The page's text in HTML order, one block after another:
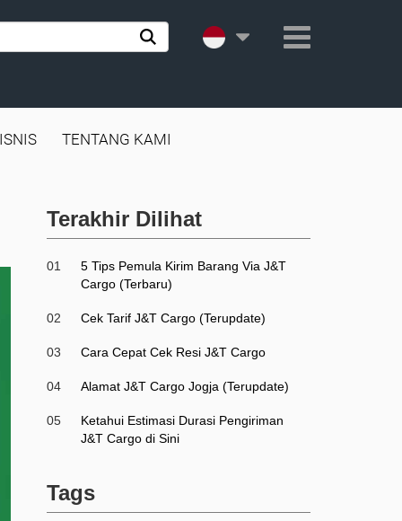
TENTANG KAMI
Terakhir Dilihat
01
5 Tips Pemula Kirim Barang Via J&T
Cargo (Terbaru)
02 Cek Tarif J&T Cargo (Terupdate)
03 Cara Cepat Cek Resi J&T Cargo
04 Alamat J&T Cargo Jogja (Terupdate)
05
Ketahui Estimasi Durasi Pengiriman
J&T Cargo di Sini
Tags